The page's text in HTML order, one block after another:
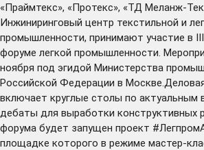
«Праймтекс», «Протекс», «ТД Меланж-
Инжиниринговый центр текстильной и
промышленности, принимают участие в
форуме легкой промышленности.
ноября под эгидой Министерства
Российской Федерации в
включает круглые столы по актуальным
дебаты для выработки конструктивных
форума будет запущен проект
площадке которого в режиме мастер-